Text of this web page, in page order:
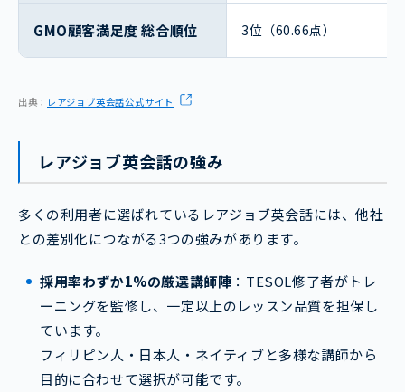
GMO顧客満足度 総合順位 3位（60.66点）
出典： レアジョブ英会話公式サイト
レアジョブ英会話の強み
多くの利用者に選ばれているレアジョブ英会話には、他社
との差別化につながる3つの強みがあります。
採用率わずか1%の厳選講師陣 ：TESOL修了者がトレ
ーニングを監修し、一定以上のレッスン品質を担保し
ています。
フィリピン人・日本人・ネイティブと多様な講師から
目的に合わせて選択が可能です。